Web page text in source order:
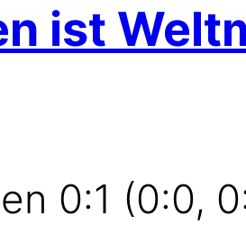
ist
0:1 (0:0,